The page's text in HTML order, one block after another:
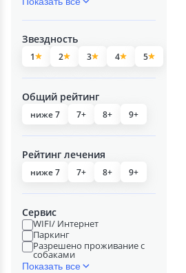
Звездность
1 2 3 4 5
Общий рейтинг
ниже 7 7+ 8+ 9+
Рейтинг лечения
ниже 7 7+ 8+ 9+
Сервис
WIFI/ Интернет
Паркинг
Разрешено проживание с
собаками
Показать все